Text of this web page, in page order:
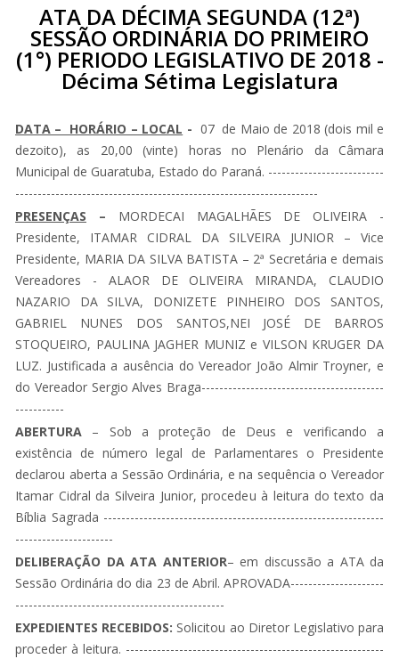
ATA DA DÉCIMA SEGUNDA (12ª)
SESSÃO ORDINÁRIA DO PRIMEIRO
(1°) PERIODO LEGISLATIVO DE 2018 -
Décima Sétima Legislatura
DATA – HORÁRIO – LOCAL - 07 de Maio de 2018 (dois mil e
dezoito), as 20,00 (vinte) horas no Plenário da Câmara
Municipal de Guaratuba, Estado do Paraná. --------------------------
--------------------------------------------------------------------
PRESENÇAS – MORDECAI MAGALHÃES DE OLIVEIRA -
Presidente, ITAMAR CIDRAL DA SILVEIRA JUNIOR – Vice
Presidente, MARIA DA SILVA BATISTA – 2ª Secretária e demais
Vereadores - ALAOR DE OLIVEIRA MIRANDA, CLAUDIO
NAZARIO DA SILVA, DONIZETE PINHEIRO DOS SANTOS,
GABRIEL NUNES DOS SANTOS,NEI JOSÉ DE BARROS
STOQUEIRO, PAULINA JAGHER MUNIZ e VILSON KRUGER DA
LUZ. Justificada a ausência do Vereador João Almir Troyner, e
do Vereador Sergio Alves Braga-----------------------------------------
-----------
ABERTURA – Sob a proteção de Deus e verificando a
existência de número legal de Parlamentares o Presidente
declarou aberta a Sessão Ordinária, e na sequência o Vereador
Itamar Cidral da Silveira Junior, procedeu à leitura do texto da
Bíblia Sagrada ---------------------------------------------------------------
----------------------
DELIBERAÇÃO DA ATA ANTERIOR– em discussão a ATA da
Sessão Ordinária do dia 23 de Abril. APROVADA---------------------
-----------------------------------------------
EXPEDIENTES RECEBIDOS: Solicitou ao Diretor Legislativo para
proceder à leitura. ----------------------------------------------------------